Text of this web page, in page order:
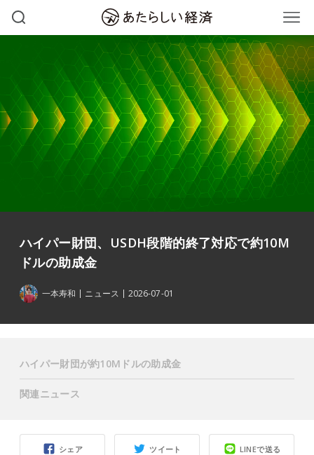
ハイパー財団、USDH段階的終了対応で約10M
ドルの助成金
一本寿和 ニュース 2026-07-01
シェア ツイート LINEで送る
ハイパー財団が約10Mドルの助成金
関連ニュース